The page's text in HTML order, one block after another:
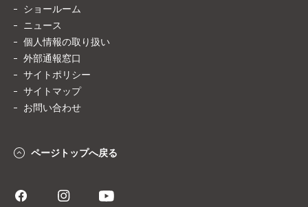
ショールーム
ニュース
個人情報の取り扱い
外部通報窓口
サイトポリシー
サイトマップ
お問い合わせ
ページトップへ戻る